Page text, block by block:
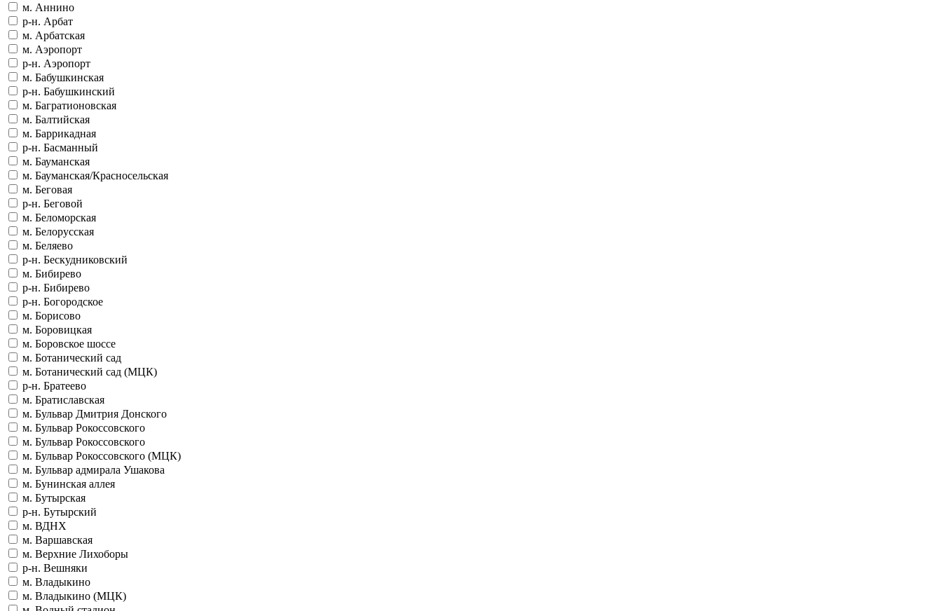
м. Аннино
р-н. Арбат
м. Арбатская
м. Аэропорт
р-н. Аэропорт
м. Бабушкинская
р-н. Бабушкинский
м. Багратионовская
м. Балтийская
м. Баррикадная
р-н. Басманный
м. Бауманская
м. Бауманская/Красносельская
м. Беговая
р-н. Беговой
м. Беломорская
м. Белорусская
м. Беляево
р-н. Бескудниковский
м. Бибирево
р-н. Бибирево
р-н. Богородское
м. Борисово
м. Боровицкая
м. Боровское шоссе
м. Ботанический сад
м. Ботанический сад (МЦК)
р-н. Братеево
м. Братиславская
м. Бульвар Дмитрия Донского
м. Бульвар Рокоссовского
м. Бульвар Рокоссовского
м. Бульвар Рокоссовского (МЦК)
м. Бульвар адмирала Ушакова
м. Бунинская аллея
м. Бутырская
р-н. Бутырский
м. ВДНХ
м. Варшавская
м. Верхние Лихоборы
р-н. Вешняки
м. Владыкино
м. Владыкино (МЦК)